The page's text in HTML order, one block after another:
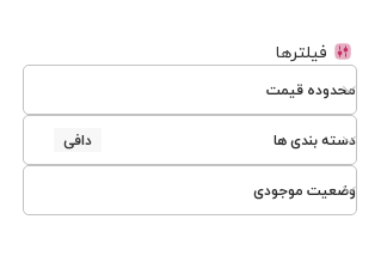
فیلترها
محدوده قیمت
دسته بندی ها دافی
وضعیت موجودی